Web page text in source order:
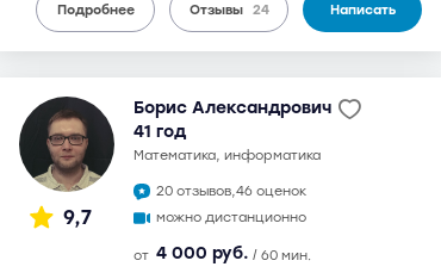
Подробнее Отзывы 24 Написать
9,7
Борис Александрович
41 год
математика, информатика
20 отзывов,46 оценок
можно дистанционно
от 4 000 руб. / 60 мин.